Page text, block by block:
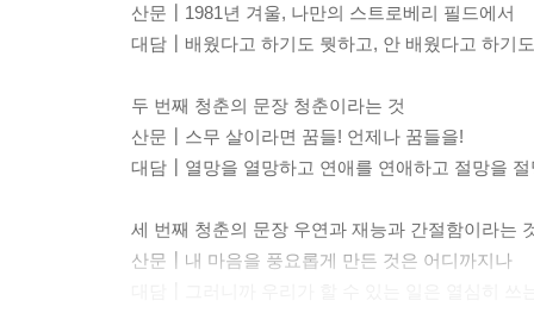
산문┃1981년 겨울, 나만의 스트로베리 필드에서
대담┃배웠다고 하기도 뭣하고, 안 배웠다고 하기
두 번째 청춘의 문장 청춘이라는 것
산문┃스무 살이라면 꿈들! 언제나 꿈들을!
대담┃열망을 열망하고 연애를 연애하고 절망을 절
세 번째 청춘의 문장 우연과 재능과 간절함이라는
산문┃내 마음을 풍요롭게 만든 것은 어디까지나